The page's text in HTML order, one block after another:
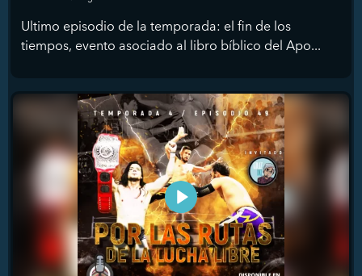
Ultimo episodio de la temporada: el fin de los
tiempos, evento asociado al libro bíblico del Apo...